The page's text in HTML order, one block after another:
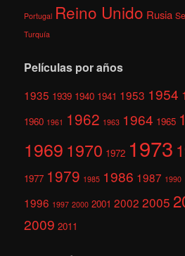
Portugal Reino Unido Rusia
Turquía
Películas por años
1935 1939 1940 1941 1953 1954
1960 1961 1962 1963 1964 1965
1969 1970 1972 1973
1977 1979 1985 1986 1987 1990
1996 1997 2000 2001 2002 2005
2009 2011